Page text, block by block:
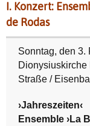
I. Konzert:
de Rodas
Sonntag, den 3.
Dionysiuskirche
Straße /
›Jahreszeiten‹
Ensemble ›La